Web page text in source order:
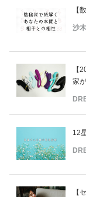
【
沙
【
家
12
【